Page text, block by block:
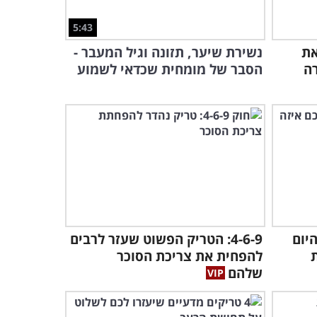
11:17
שבבים במוח נגד אלצהיימר -
מחקר ישראלי עם השלכות
מדהימות!
רופא מסביר: הסבר קצר וחשוב
על הטיפולים השונים במחלת
הסוכרת
9:20
אבחון וטיפול באי-ספיקת לב -
סרטון בריאות שיכול להציל
חיים!
5:43
נשירת שיער, תזונה וגיל המעבר -
הסבר של מומחית שכדאי לשמוע
4-6-9: הטריק הפשוט שעזר לרבים
להפחית את צריכת הסוכר
שלהם